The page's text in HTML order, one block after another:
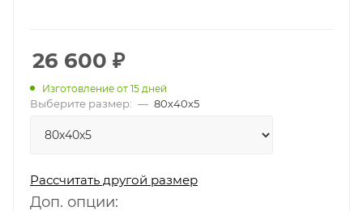
26 600 ₽
Изготовление от 15 дней
Выберите размер: — 80х40х5
Рассчитать другой размер
Доп. опции: